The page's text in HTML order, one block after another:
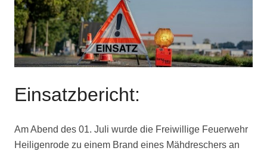
Einsatzbericht:
Am Abend des 01. Juli wurde die Freiwillige Feuerwehr
Heiligenrode zu einem Brand eines Mähdreschers an